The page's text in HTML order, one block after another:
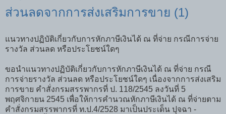
ส่วนลดจากการส่งเสริมการขาย (1)
แนวทางปฏิบัติเกี่ยวกับการหักภาษีเงินได้ ณ ที่จ่าย กรณีการจ่าย
รางวัล ส่วนลด หรือประโยชน์ใดๆ
ขอนำแนวทางปฏิบัติเกี่ยวกับการหักภาษีเงินได้ ณ ที่จ่าย กรณี
การจ่ายรางวัล ส่วนลด หรือประโยชน์ใดๆ เนื่องจากการส่งเสริม
การขาย คำสั่งกรมสรรพากรที่ ป. 118/2545 ลงวันที่ 5
พฤศจิกายน 2545 เพื่อให้การคำนวณหักภาษีเงินได้ ณ ที่จ่ายตาม
คำสั่งกรมสรรพากรที่ ท.ป.4/2528 มาเป็นประเด็น ปุจฉา -